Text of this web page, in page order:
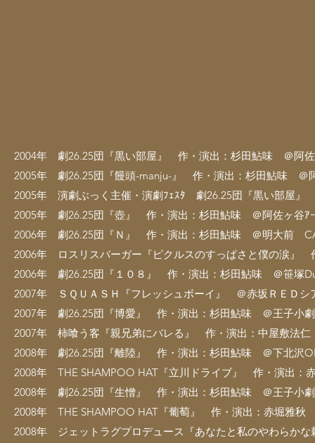
2004年 劇26.25団『黒い部屋』 作・演出：杉田鮎味 ＠阿佐
2005年 劇26.25団『饅頭-manju-』 作・演出：杉田鮎味 ＠
2005年 演劇ぶっく主催・演劇ﾌｪｽﾀ 劇26.25団『黒い部屋
2005年 劇26.25団『壺』 作・演出：杉田鮎味 ＠阿佐ヶ谷ｱｰ
2006年 劇26.25団『Ｎ』 作・演出：杉田鮎味 ＠明大前
2006年 ロスリスバーガー『ピクルスのすっぱさと僕の涙』
2006年 劇26.25団『１０８』 作・演出：杉田鮎味 ＠笹塚
2007年 ＳＱＵＡＳＨ『フレッシュボーイ』 ＠赤坂ＲＥＤシ
2007年 劇26.25団『博愛』 作・演出：杉田鮎味 ＠王子小
2007年 柿喰う客『親兄弟にバレる』 作・演出：中屋敷法
2008年 劇26.25団『離陸』 作・演出：杉田鮎味 ＠下北沢
2008年 THE SHAMPOO HAT『立川ドライブ』 作・演出
2008年 劇26.25団『生憎』 作・演出：杉田鮎味 ＠王子小
2008年 THE SHAMPOO HAT『葡萄』 作・演出：赤堀雅秋
2008年 ジェットラグプロデュース『あなたと私のやわらかな